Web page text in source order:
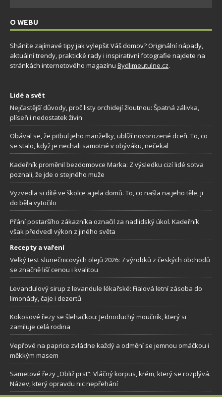
O WEBU
Sháníte zajímavé tipy jak vylepšit Váš domov? Originální nápady,
aktuální trendy, praktické rady i inspirativní fotografie najdete na
stránkách internetového magazínu Bydlimeutulne.cz.
Lidé a svět
Nejčastější důvody, proč listy orchidejí žloutnou: Špatná zálivka,
plíseň i nedostatek živin
Obával se, že pitbul jeho manželky, ublíží novorozené dceři. To, co
se stalo, když je nechali samotné v obýváku, nečekal
Kadeřník proměnil bezdomovce Marka: Z výsledku cizí lidé sotva
poznali, že jde o stejného muže
Vyzvedla si dítě ve školce a jela domů. To, co našla na jeho těle, ji
do běla vytočilo
Přání postaršího zákazníka označil za nadlidský úkol. Kadeřník
však předvedl výkon z jiného světa
Recepty a vaření
Velký test slunečnicových olejů 2026: 7 výrobků z českých obchodů
se značně liší cenou i kvalitou
Levandulový sirup z levandule lékařské: Fialová letní zásoba do
limonády, čaje i dezertů
Kokosové řezy se šlehačkou: Jednoduchý moučník, který si
zamiluje celá rodina
Vepřové na paprice zvládne každý a odmění se jemnou omáčkou i
měkkým masem
Sametové řezy „Obliž prst”: Vláčný korpus, krém, který se rozplývá.
Název, který opravdu nic nepřehání